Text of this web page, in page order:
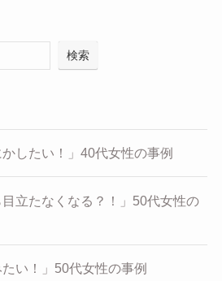
検索
かしたい！」40代女性の事例
目立たなくなる？！」50代女性の
たい！」50代女性の事例